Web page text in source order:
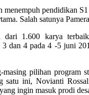
pendidikan
Salah satunya
1.600 karya
dan 4 pada 4 -5 juni
pilihan
ini, Novianti
ingin masuk prodi